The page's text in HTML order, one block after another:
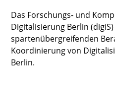
Das Forschungs- und
Digitalisierung Berlin
spartenübergreifenden
Koordinierung von
Berlin.